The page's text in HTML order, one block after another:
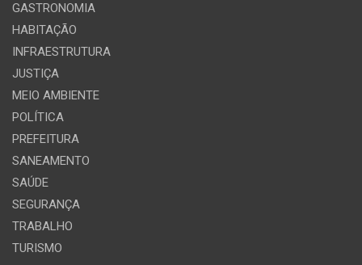
GASTRONOMIA
HABITAÇÃO
INFRAESTRUTURA
JUSTIÇA
MEIO AMBIENTE
POLÍTICA
PREFEITURA
SANEAMENTO
SAÚDE
SEGURANÇA
TRABALHO
TURISMO